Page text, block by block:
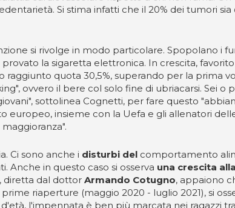
Si stima infatti che il 20% dei tumori sia
si rivolge in modo particolare. Spopolano i
la sigaretta elettronica. In crescita,
raggiunto quota 30,5%, superando per la prima
ovvero il bere col solo fine di ubriacarsi. Sei o
sottolinea Cognetti, per fare questo
insieme con la Uefa e gli allenatori
Ci sono anche i disturbi del comportamento
Anche in questo caso si osserva una crescita
diretta dal dottor Armando Cotugno, appaiono
riaperture (maggio 2020 - luglio 2021), si
l'impennata è ben più marcata nei ragazzi tra